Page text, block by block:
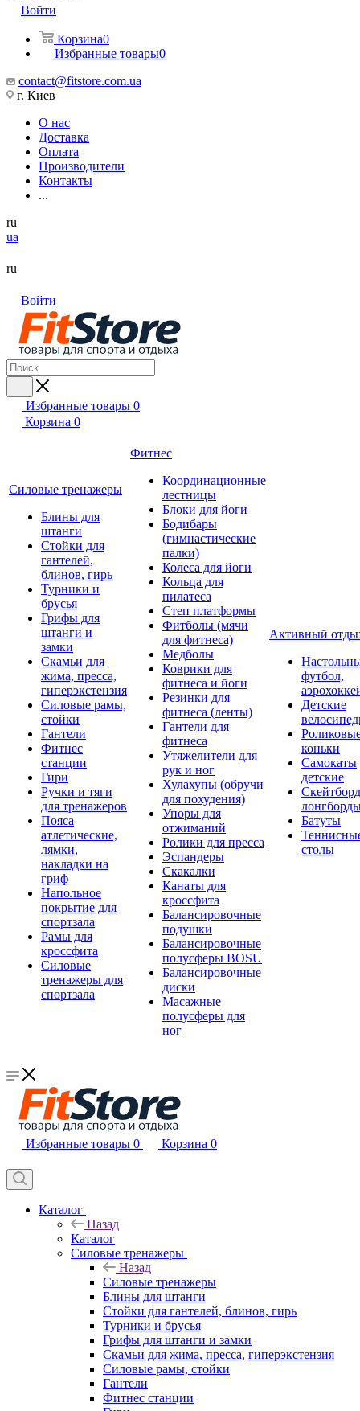
Войти
Корзина0
Избранные товары0
contact@fitstore.com.ua
г. Киев
О нас
Доставка
Оплата
Производители
Контакты
...
ru
ua
ru
Войти
Избранные товары 0
Корзина 0
Силовые тренажеры
Блины для
штанги
Стойки для
гантелей,
блинов, гирь
Турники и
брусья
Грифы для
штанги и
замки
Скамьи для
жима, пресса,
гиперэкстензия
Силовые рамы,
стойки
Гантели
Фитнес
станции
Гири
Ручки и тяги
для тренажеров
Пояса
атлетические,
лямки,
накладки на
гриф
Напольное
покрытие для
спортзала
Рамы для
кроссфита
Силовые
тренажеры для
спортзала
Фитнес
Координационные
лестницы
Блоки для йоги
Бодибары
(гимнастические
палки)
Колеса для йоги
Кольца для
пилатеса
Степ платформы
Фитболы (мячи
для фитнеса)
Медболы
Коврики для
фитнеса и йоги
Резинки для
фитнеса (ленты)
Гантели для
фитнеса
Утяжелители для
рук и ног
Хулахупы (обручи
для похудения)
Упоры для
отжиманий
Ролики для пресса
Эспандеры
Скакалки
Канаты для
кроссфита
Балансировочные
подушки
Балансировочные
полусферы BOSU
Балансировочные
диски
Масажные
полусферы для
ног
Активный
футбол,
Детские
коньки
Самокаты
детские
Батуты
столы
Избранные товары 0 Корзина 0
Каталог
Назад
Каталог
Силовые тренажеры
Назад
Силовые тренажеры
Блины для штанги
Стойки для гантелей, блинов, гирь
Турники и брусья
Грифы для штанги и замки
Скамьи для жима, пресса, гиперэкстензия
Силовые рамы, стойки
Гантели
Фитнес станции